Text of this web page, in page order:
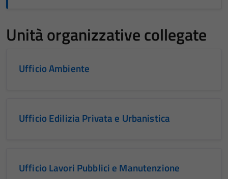
Unità organizzative collegate
Ufficio Ambiente
Ufficio Edilizia Privata e Urbanistica
Ufficio Lavori Pubblici e Manutenzione